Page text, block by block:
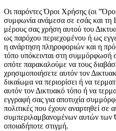
Οι παρόντες Όροι Χρήσης (οι
συμφωνία ανάμεσα σε εσάς και τη
μέρους σας χρήση αυτού του
ως παρόχου περιεχομένου ή ως
η ανάρτηση πληροφοριών και η
τόπο υπόκεινται στη συμμόρφωσή
οπότε παρακαλούμε να τους
χρησιμοποιήσετε αυτόν τον
δικαίωμα να περιορίσει ή να
αυτόν τον Δικτυακό τόπο ή να
εγγραφή σας για αποτυχία
πολιτικές που έχουν αναρτηθεί σε
συμπεριλαμβανομένων αυτών των
οποιαδήποτε στιγμή.